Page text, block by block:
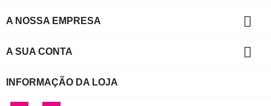
A NOSSA EMPRESA 
A SUA CONTA 
INFORMAÇÃO DA LOJA